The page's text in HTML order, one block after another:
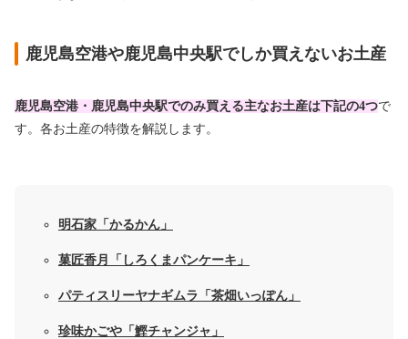
鹿児島空港や鹿児島中央駅でしか買えないお土産
鹿児島空港・鹿児島中央駅でのみ買える主なお土産は下記の4つで
す。各お土産の特徴を解説します。
明石家「かるかん」
菓匠香月「しろくまパンケーキ」
パティスリーヤナギムラ「茶畑いっぽん」
珍味かごや「鰹チャンジャ」